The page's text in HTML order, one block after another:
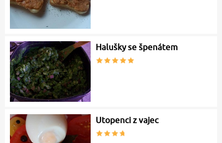
Halušky se špenátem
Utopenci z vajec